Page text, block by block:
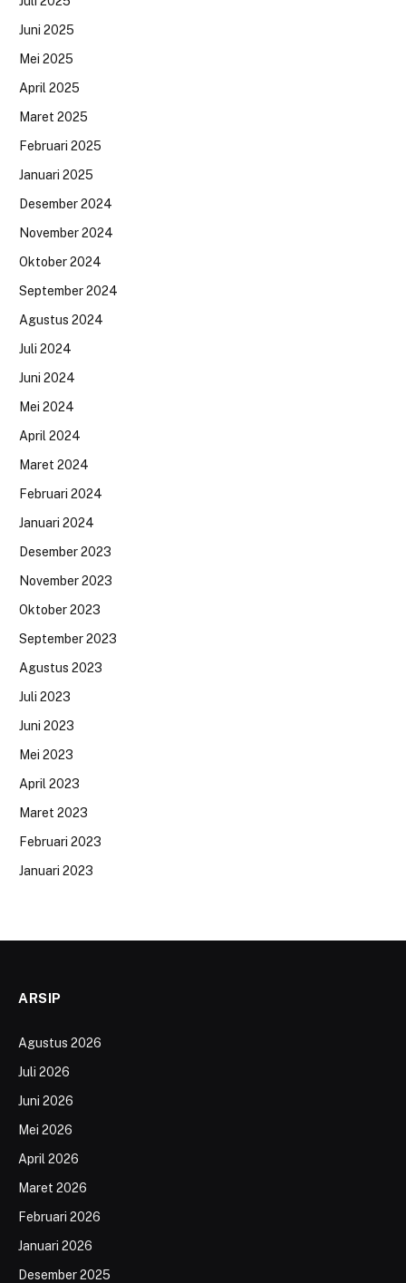
Juni 2025
Mei 2025
April 2025
Maret 2025
Februari 2025
Januari 2025
Desember 2024
November 2024
Oktober 2024
September 2024
Agustus 2024
Juli 2024
Juni 2024
Mei 2024
April 2024
Maret 2024
Februari 2024
Januari 2024
Desember 2023
November 2023
Oktober 2023
September 2023
Agustus 2023
Juli 2023
Juni 2023
Mei 2023
April 2023
Maret 2023
Februari 2023
Januari 2023
ARSIP
Agustus 2026
Juli 2026
Juni 2026
Mei 2026
April 2026
Maret 2026
Februari 2026
Januari 2026
Desember 2025